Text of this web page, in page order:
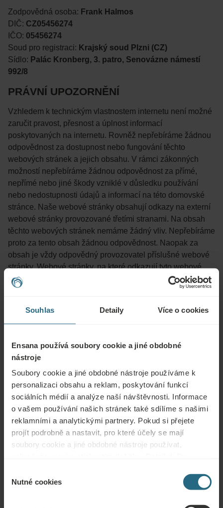
Souhlas Detaily Více o cookies
Ensana používá soubory cookie a jiné obdobné
nástroje
Soubory cookie a jiné obdobné nástroje používáme k
personalizaci obsahu a reklam, poskytování funkcí
sociálních médií a analýze naší návštěvnosti. Informace
o vašem používání našich stránek také sdílíme s našimi
reklamními a analytickými partnery. Pokud si přejete
projít podrobně a nastavit, pro které účely se mají
soubory cookie a jiné obdobné nástroje používat,
„Povolit vše“.
souhlasu
Nutné cookies
Zodpovědná osoba: Frank Halmos
DIČ: CZ05456274
IČO: 05456274
Soud pro registraci: Krajský soud Plzni (CZ)
Sídlo: Palác Kronberg, 3. patro, Senovázne námestí
992/8
PRÁVNÍ UPOZORNĚNÍ
Vzhledem k technickým vlastnostem internetu není možné
zaručit pravost, přesnost a úplnost informací
poskytovaných na internetu. Rovněž nepřebíráme žádnou
odpovědnost za dostupnost nebo fungování těchto
webových stránek a jejich obsahu. V rámci zákonných
možností nepřebíráme žádnou odpovědnost za přímé,
nepřímé nebo jiné škody vzniklé v důsledku používání
nebo nedostupnosti údajů a informací na této domovské
stránce. Naše webové stránky obsahují odkazy na externí
webové stránky provozované třetími stranami. Na obsah
těchto webových stránek nemáme žádný vliv. Nepřebíráme
proto za tento obsah žádnou odpovědnost. Naopak za
obsah je vždy odpovědný provozovatel příslušné webové
stránky. Webové stránky, na které odkazují tyto webové
stránky, byly v době odkazování zkontrolovány. V době
vytvoření těchto odkazů nebyl zjištěn žádný nezákonný
Veškerý obsah na těchto webových stránkách je chráněn
AUTORSTVÍ FOTEK
Veškerý obsah a soubory ke stažení zveřejněné na těchto
webových stránkách jsou chráněny autorskými právy.
Jakákoli reprodukce nebo použití v jiných digitálních nebo
tištěných publikacích podléhá výslovnému souhlasu
držitele autorských práv.
Obraťte se na nás s jakýmikoli dotazy ohledně našich hotelů Ensana nebo